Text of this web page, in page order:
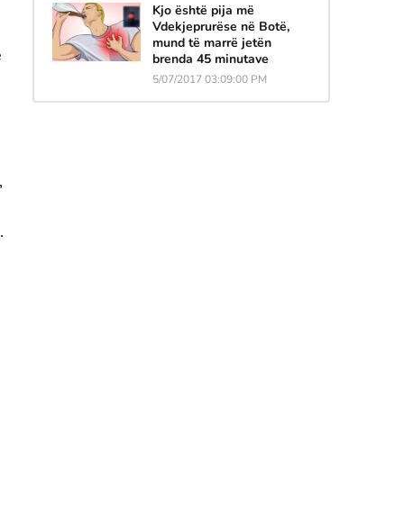
Kjo është pija më
Vdekjeprurëse në Botë,
mund të marrë jetën
brenda 45 minutave
5/07/2017 03:09:00 PM